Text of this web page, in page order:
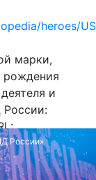
heroes/
марки,
рождения
и
России»